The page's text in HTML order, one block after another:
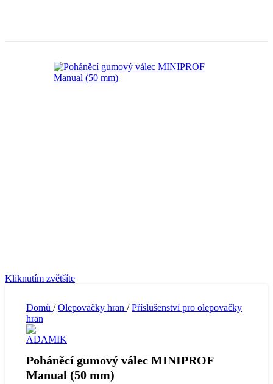
Kliknutím zvětšíte
Domů / Olepovačky hran / Příslušenství pro olepovačky
hran
Poháněcí gumový válec MINIPROF
Manual (50 mm)